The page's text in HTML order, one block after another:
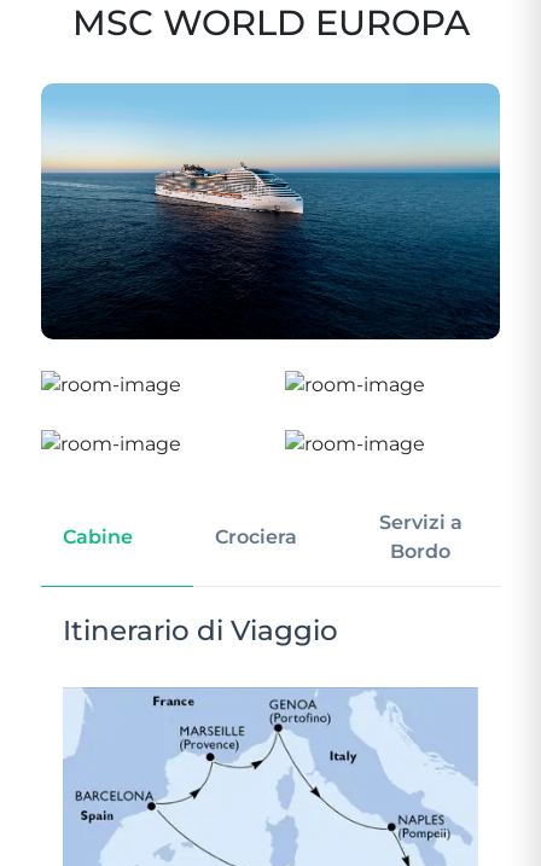
MSC WORLD EUROPA
Cabine Crociera
Servizi a
Bordo
Itinerario di Viaggio